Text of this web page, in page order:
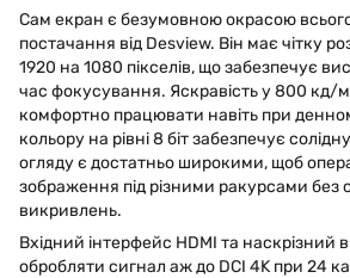
Сам екран є безумовною окрасою
постачання від Desview. Він має чітку
1920 на 1080 пікселів, що забезпечує
час фокусування. Яскравість у 800 кд/
комфортно працювати навіть при
кольору на рівні 8 біт забезпечує
огляду є достатньо широкими, щоб
зображення під різними ракурсами без
викривлень.
Вхідний інтерфейс HDMI та наскрізний
обробляти сигнал аж до DCI 4K при 24